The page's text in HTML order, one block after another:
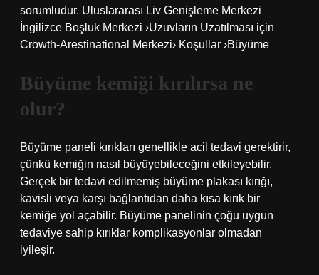
sorumludur. Uluslararası Liv Genişleme Merkezi
İngilizce Boşluk Merkezi ›Uzuvların Uzatılması için
Crowth-Arestinational Merkezi› Koşullar ›Büyüme
Büyüme kemiği kırılırsa ne
olur?
Büyüme paneli kırıkları genellikle acil tedavi gerektirir,
çünkü kemiğin nasıl büyüyebileceğini etkileyebilir.
Gerçek bir tedavi edilmemiş büyüme plakası kırığı,
kavisli veya karşı bağlantıdan daha kısa kırık bir
kemiğe yol açabilir. Büyüme panelinin çoğu uygun
tedaviye sahip kırıklar komplikasyonlar olmadan
iyileşir.